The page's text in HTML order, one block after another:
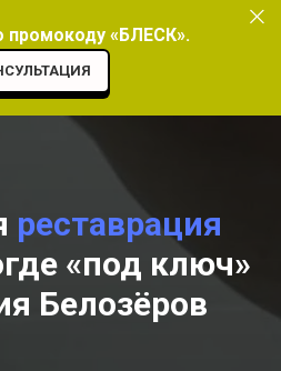
промокоду «БЛЕСК».
реставрация
«под ключ»
Белозёров